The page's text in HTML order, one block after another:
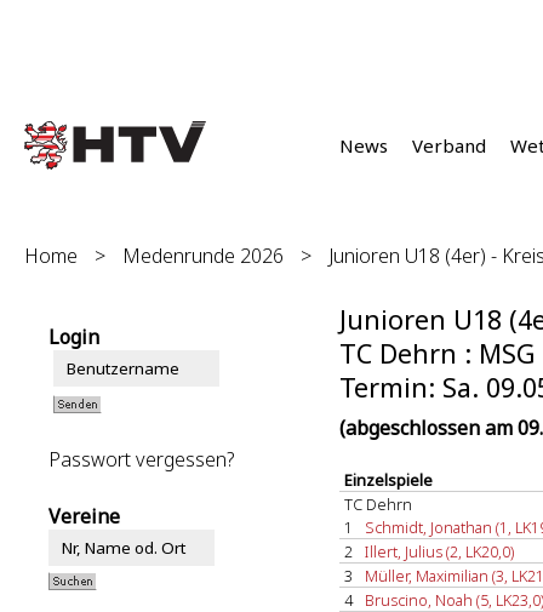
News Verband
Home > Medenrunde 2026 > Junioren U18 (4er) -
Login
Passwort vergessen?
Vereine
Junioren U18
TC Dehrn :
Termin: Sa.
(abgeschlossen am
Einzelspiele
TC Dehrn
1
Schmidt, Jonathan (1,
2 Illert, Julius (2, LK20,0)
3
Müller, Maximilian (3,
4
Bruscino, Noah (5, LK23,0)